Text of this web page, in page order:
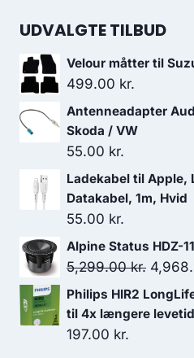
UDVALGTE TILBUD
Velour måtter til
499.00 kr.
Antenneadapter
Skoda / VW
55.00 kr.
Ladekabel til Apple,
Datakabel, 1m, Hvid
55.00 kr.
Alpine Status HDZ-
5,299.00kr. Den
pris
Philips HIR2
til 4x længere levetid
197.00 kr.